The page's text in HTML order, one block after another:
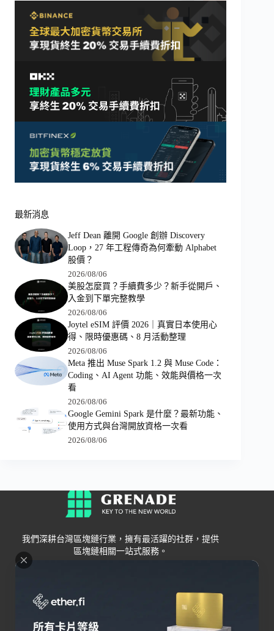
最新消息
Jeff Dean 離開 Google 創辦 Discovery
Loop，27 年工程傳奇為何牽動 Alphabet
股價？
2026/08/06
美股怎麼買？手續費多少？新手從開戶、
入金到下單完整教學
2026/08/06
Joytel eSIM 評價 2026｜真實日本使用心
得、限時優惠碼、8 月活動整理
2026/08/06
Meta 推出 Muse Spark 1.2 與 Muse Code：
Coding、AI Agent 功能、效能與價格一次
看
2026/08/06
Google Gemini Spark 是什麼？最新功能、
使用方式與台灣開放資格一次看
2026/08/06
我們深耕台灣區塊鏈行業，擁有最活躍的社群，提供
區塊鏈相關一站式服務。
Grenade
關於我們
交易所